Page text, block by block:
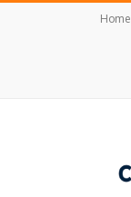
Home